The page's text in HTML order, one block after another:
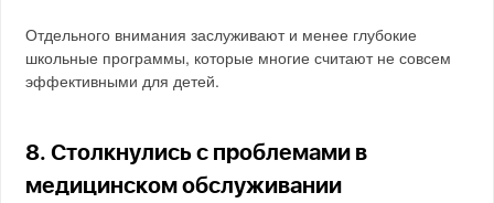
Отдельного внимания заслуживают и менее глубокие
школьные программы, которые многие считают не совсем
эффективными для детей.
8. Столкнулись с проблемами в
медицинском обслуживании